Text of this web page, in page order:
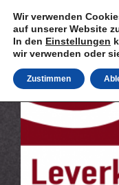
Inhalt
springen
Wir verwenden
auf unserer Website
In den Einstellungen
wir verwenden oder
Zustimmen